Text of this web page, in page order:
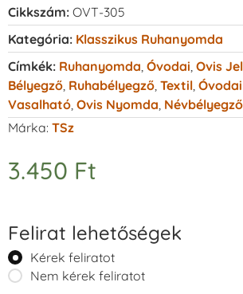
Cikkszám: OVT-305
Kategória: Klasszikus Ruhanyomda
Címkék: Ruhanyomda Óvodai Ovis Jel
Bélyegző Ruhabélyegző Textil
Vasalható Ovis Nyomda Névbélyegző
Márka: TSz
3.450 Ft
Felirat lehetőségek
Kérek feliratot
Nem kérek feliratot